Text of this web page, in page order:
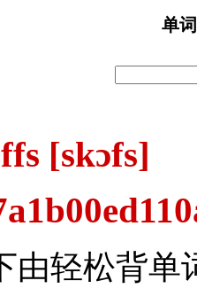
单
[skɔfs]
由轻松背单